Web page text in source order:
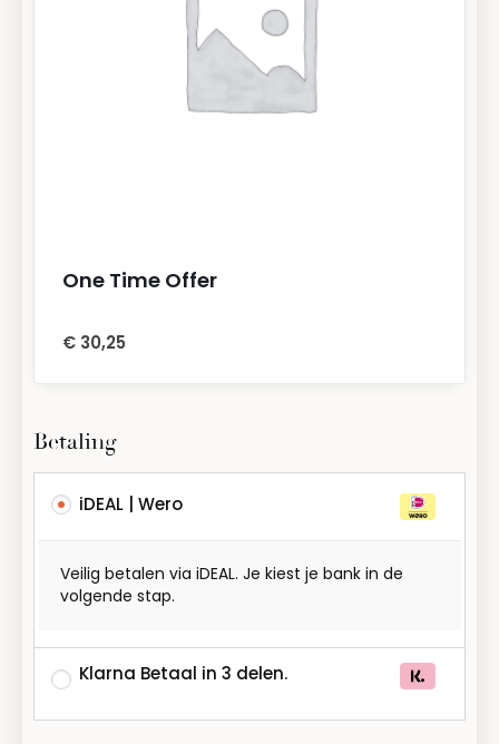
One Time Offer
€ 30,25
Betaling
iDEAL | Wero
Veilig betalen via iDEAL. Je kiest je bank in de
volgende stap.
Klarna Betaal in 3 delen.